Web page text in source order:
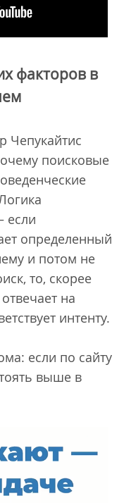
факторов в
Чепукайтис
поисковые
если
определенный
и потом не
то, скорее
на
интенту.
если по сайту
выше в